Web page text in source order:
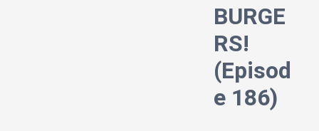
BURGE
RS!
(Episod
e 186)